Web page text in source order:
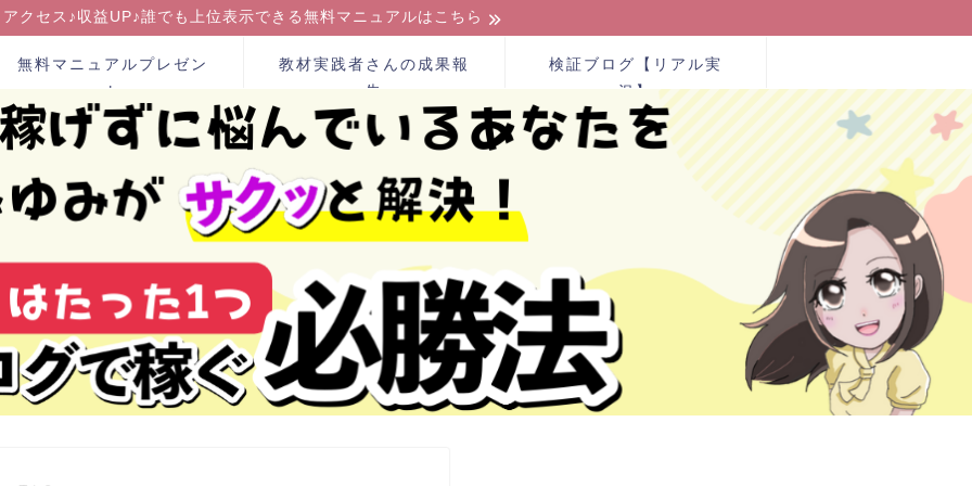
アクセス♪収益UP♪誰でも上位表示できる無料マニュアルはこちら
無料マニュアルプレゼン
ト
教材実践者さんの成果報
告
検証ブログ【リアル実
況】